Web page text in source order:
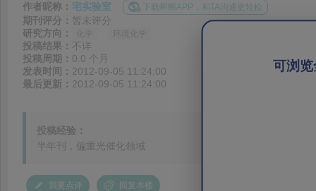
可浏
作者昵称： 宅实验室 下载蝌蝌APP，和TA沟通更轻松
期刊评分： 暂未评分
研究方向：
投稿结果： 不详
投稿周期： 0.0 个月
发表时间： 2012-09-05 11:24:00
最后更新： 2012-09-05 11:24:00
投稿经验：
半年刊，偏重光催化领域
我要点评 回复本楼